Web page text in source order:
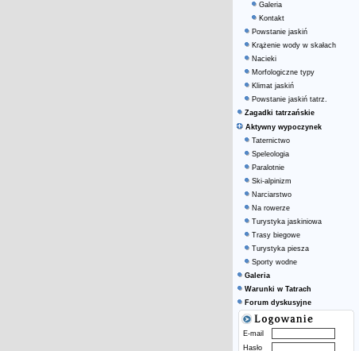
Galeria
Kontakt
Powstanie jaskiń
Krążenie wody w skałach
Nacieki
Morfologiczne typy
Klimat jaskiń
Powstanie jaskiń tatrz.
Zagadki tatrzańskie
Aktywny wypoczynek
Taternictwo
Speleologia
Paralotnie
Ski-alpinizm
Narciarstwo
Na rowerze
Turystyka jaskiniowa
Trasy biegowe
Turystyka piesza
Sporty wodne
Galeria
Warunki w Tatrach
Forum dyskusyjne
E-mail
Hasło